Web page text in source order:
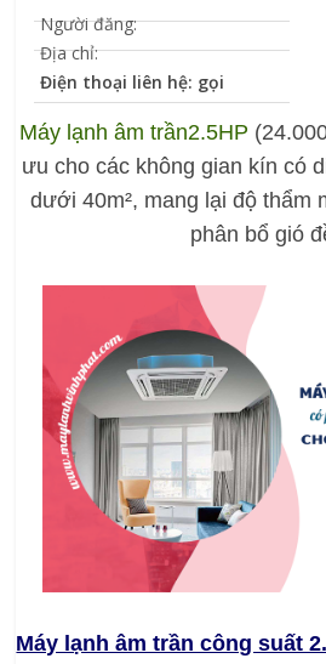
Người đăng:
Địa chỉ:
Điện thoại liên hệ: gọi
Máy lạnh âm trần2.5HP
ưu cho các không gian kín có
dưới 40m², mang lại độ thẩm
phân bổ gió
Máy lạnh âm trần công suất